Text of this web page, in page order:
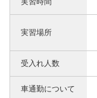
実習場所
受入れ人数
車通勤について